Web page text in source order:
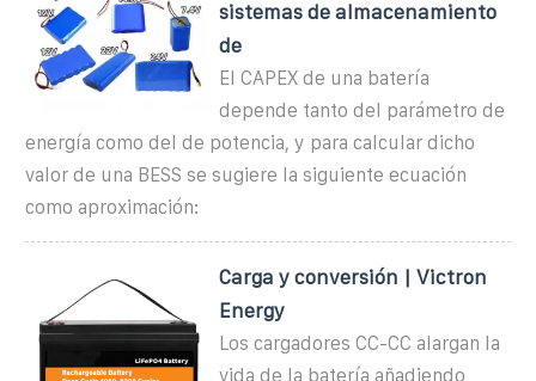
sistemas de almacenamiento
de
El CAPEX de una batería
depende tanto del parámetro de
energía como del de potencia, y para calcular dicho
valor de una BESS se sugiere la siguiente ecuación
como aproximación:
Carga y conversión | Victron
Energy
Los cargadores CC-CC alargan la
vida de la batería añadiendo